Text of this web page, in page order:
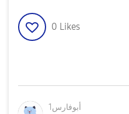
0 Likes
أبوفارس1